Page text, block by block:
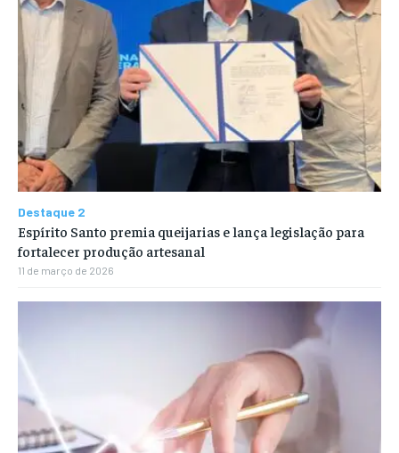
Destaque 2
Espírito Santo premia queijarias e lança legislação para
fortalecer produção artesanal
11 de março de 2026